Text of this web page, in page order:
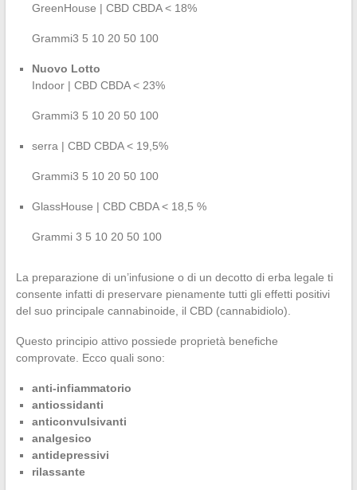
GreenHouse | CBD CBDA < 18%
Grammi3 5 10 20 50 100
Nuovo Lotto
Indoor | CBD CBDA < 23%
Grammi3 5 10 20 50 100
serra | CBD CBDA < 19,5%
Grammi3 5 10 20 50 100
GlassHouse | CBD CBDA < 18,5 %
Grammi 3 5 10 20 50 100
La preparazione di un’infusione o di un decotto di erba legale ti
consente infatti di preservare pienamente tutti gli effetti positivi
del suo principale cannabinoide, il CBD (cannabidiolo).
Questo principio attivo possiede proprietà benefiche
comprovate. Ecco quali sono:
anti-infiammatorio
antiossidanti
anticonvulsivanti
analgesico
antidepressivi
rilassante